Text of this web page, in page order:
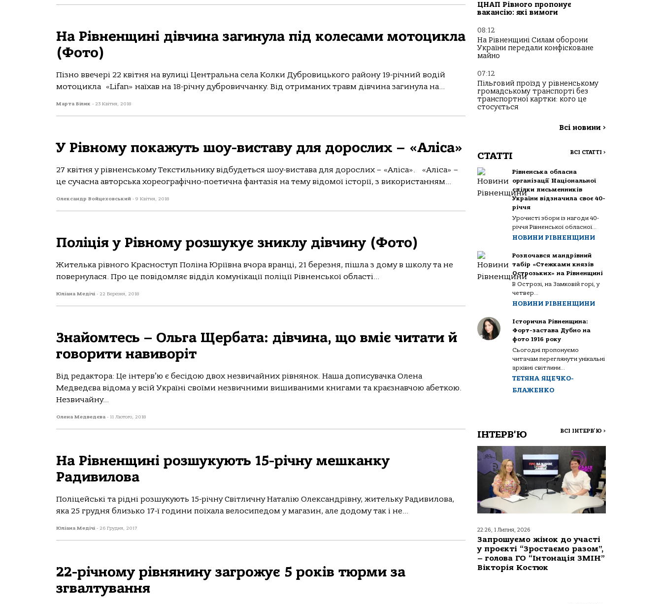
На Рівненщині дівчина загинула під колесами мотоцикла
(Фото)
Пізно ввечері 22 квітня на вулиці Центральна села Колки Дубровицького району 19-річний водій
мотоцикла «Lifan» наїхав на 18-річну дубровиччанку. Від отриманих травм дівчина загинула на...
Марта Білик - 23 Квітня, 2018
У Рівному покажуть шоу-виставу для дорослих – «Аліса»
27 квітня у рівненському Текстильнику відбудеться шоу-вистава для дорослих – «Аліса». «Аліса» –
це сучасна авторська хореографічно-поетична фантазія на тему відомої історії, з використанням...
Олександр Войцеховський - 9 Квітня, 2018
Поліція у Рівному розшукує зниклу дівчину (Фото)
Жителька рівного Красноступ Поліна Юріївна вчора вранці, 21 березня, пішла з дому в школу та не
повернулася. Про це повідомляє відділ комунікації поліції Рівненської області...
Юліана Медічі - 22 Березня, 2018
Знайомтесь – Ольга Щербата: дівчина, що вміє читати й
говорити навиворіт
Від редактора: Це інтерв’ю є бесідою двох незвичайних рівнянок. Наша дописувачка Олена
Медведєва відома у всій Україні своїми незвичними вишиваними книгами та краєзнавчою абеткою.
Незвичайну...
Олена Медведєва - 11 Лютого, 2018
На Рівненщині розшукують 15-річну мешканку
Радивилова
Поліцейські та рідні розшукують 15-річну Світличну Наталію Олександрівну, жительку Радивилова,
яка 25 грудня близько 17-ї години поїхала велосипедом у магазин, але додому так і не...
Юліана Медічі - 26 Грудня, 2017
22-річному рівнянину загрожує 5 років тюрми за
згвалтування
ЦНАП Рівного пропонує
вакансію: які вимоги
08:12
На Рівненщині Силам оборони
України передали конфісковане
майно
07:12
Пільговий проїзд у рівненському
громадському транспорті без
транспортної картки: кого це
стосується
Всі новини >
СТАТТІ ВСІ СТАТТІ >
Рівненська обласна
організації Національної
спілки письменників
України відзначила своє 40-
річчя
Урочисті збори із нагоди 40-
річчя Рівненської обласної...
НОВИНИ РІВНЕНЩИНИ
Розпочався мандрівний
табір «Стежками князів
Острозьких» на Рівненщині
В Острозі, на Замковій горі, у
четвер...
НОВИНИ РІВНЕНЩИНИ
Історична Рівненщина:
Форт-застава Дубно на
фото 1916 року
Сьогодні пропонуємо
читачам переглянути унікальні
архівні світлини...
ТЕТЯНА ЯЦЕЧКО-
БЛАЖЕНКО
ІНТЕРВ'Ю ВСІ ІНТЕРВ'Ю >
22:26, 1 Липня, 2026
Запрошуємо жінок до участі
у проєкті “Зростаємо разом”,
– голова ГО “Інтонація ЗМІН”
Вікторія Костюк